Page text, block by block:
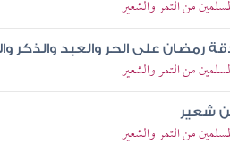
من التمر والشعير
على الحر والعبد والذكر
من التمر والشعير
شعير
من التمر والشعير